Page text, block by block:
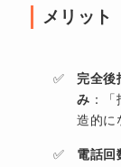
メリット
完全後
み ：
造的に
電話回